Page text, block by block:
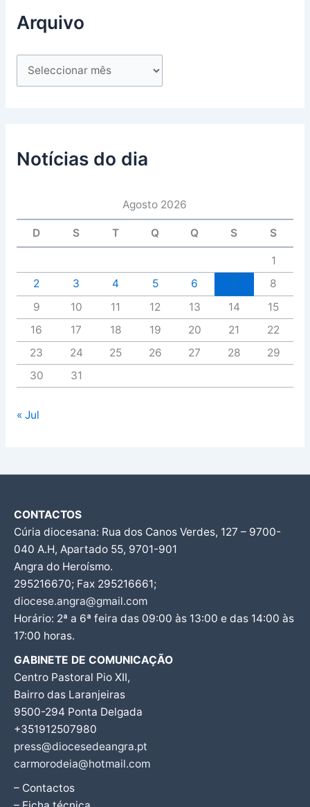
Arquivo
Notícias do dia
Agosto 2026
D S T Q Q S S
1
2
3 4 5 6
8
9
10 11 12 13 14
15
16
17 18 19 20 21
22
23
24 25 26 27 28
29
30
31
« Jul
CONTACTOS
Cúria diocesana: Rua dos Canos Verdes, 127 – 9700-
040 A.H, Apartado 55, 9701-901
Angra do Heroísmo.
295216670; Fax 295216661;
diocese.angra@gmail.com
Horário: 2ª a 6ª feira das 09:00 às 13:00 e das 14:00 às
17:00 horas.
GABINETE DE COMUNICAÇÃO
Centro Pastoral Pio XII,
Bairro das Laranjeiras
9500-294 Ponta Delgada
+351912507980
press@diocesedeangra.pt
carmorodeia@hotmail.com
– Contactos